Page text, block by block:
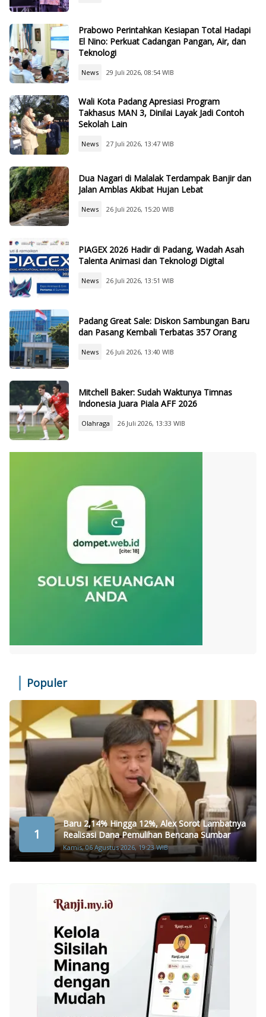
Prabowo Perintahkan Kesiapan Total Hadapi
El Nino: Perkuat Cadangan Pangan, Air, dan
Teknologi
News 29 Juli 2026, 08:54 WIB
Wali Kota Padang Apresiasi Program
Takhasus MAN 3, Dinilai Layak Jadi Contoh
Sekolah Lain
News 27 Juli 2026, 13:47 WIB
Dua Nagari di Malalak Terdampak Banjir dan
Jalan Amblas Akibat Hujan Lebat
News 26 Juli 2026, 15:20 WIB
PIAGEX 2026 Hadir di Padang, Wadah Asah
Talenta Animasi dan Teknologi Digital
News 26 Juli 2026, 13:51 WIB
Padang Great Sale: Diskon Sambungan Baru
dan Pasang Kembali Terbatas 357 Orang
News 26 Juli 2026, 13:40 WIB
Mitchell Baker: Sudah Waktunya Timnas
Indonesia Juara Piala AFF 2026
Olahraga 26 Juli 2026, 13:33 WIB
Populer
1
Baru 2,14% Hingga 12%, Alex Sorot Lambatnya
Realisasi Dana Pemulihan Bencana Sumbar
Kamis, 06 Agustus 2026, 19:23 WIB